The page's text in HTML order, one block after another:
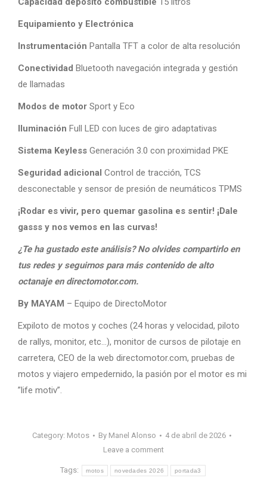
Equipamiento y Electrónica
Instrumentación Pantalla TFT a color de alta resolución
Conectividad Bluetooth navegación integrada y gestión
de llamadas
Modos de motor Sport y Eco
Iluminación Full LED con luces de giro adaptativas
Sistema Keyless Generación 3.0 con proximidad PKE
Seguridad adicional Control de tracción, TCS
desconectable y sensor de presión de neumáticos TPMS
¡Rodar es vivir, pero quemar gasolina es sentir! ¡Dale
gasss y nos vemos en las curvas!
¿Te ha gustado este análisis? No olvides compartirlo en
tus redes y seguirnos para más contenido de alto
octanaje en directomotor.com.
By MAYAM – Equipo de DirectoMotor
Expiloto de motos y coches (24 horas y velocidad, piloto
de rallys, monitor, etc…), monitor de cursos de pilotaje en
carretera, CEO de la web directomotor.com, pruebas de
motos y viajero empedernido, la pasión por el motor es mi
”life motiv”.
Category: Motos By Manel Alonso
4 de abril de 2026
Leave a comment
Tags: motos novedades 2026 portada3